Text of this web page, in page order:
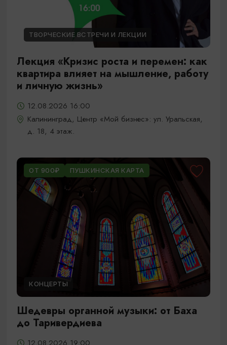
ТВОРЧЕСКИЕ ВСТРЕЧИ И ЛЕКЦИИ
Лекция «Кризис роста и перемен: как
квартира влияет на мышление, работу
и личную жизнь»
12.08.2026 16:00
Калининград, Центр «Мой бизнес»: ул. Уральская,
д. 18, 4 этаж.
ОТ 900₽ ПУШКИНСКАЯ КАРТА
КОНЦЕРТЫ
Шедевры органной музыки: от Баха
до Таривердиева